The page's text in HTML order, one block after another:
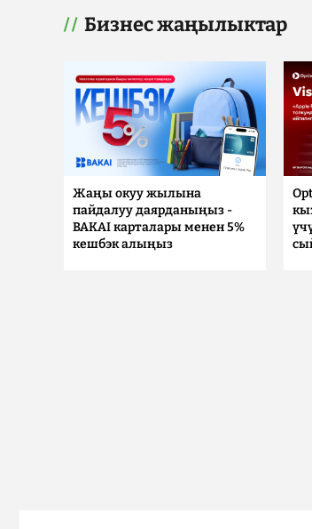
Бизнес жаңылыктар
Жаңы окуу жылына
пайдалуу даярданыңыз -
BAKAI карталары менен 5%
кешбэк алыңыз